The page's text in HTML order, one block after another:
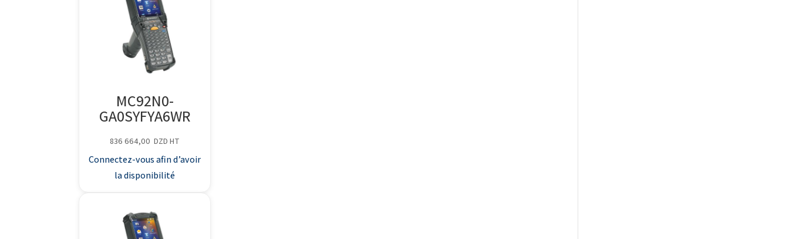
MC92N0-
GA0SYFYA6WR
836 664,00 DZD HT
Connectez-vous afin d’avoir
la disponibilité